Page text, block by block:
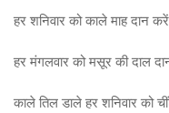
हर शनिवार को काले माह दान
हर मंगलवार को मसूर की दाल
काले तिल डाले हर शनिवार को